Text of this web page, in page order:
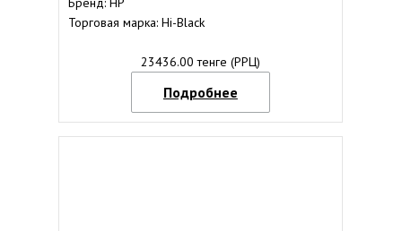
Торговая марка: Hi-Black
23436.00 тенге (РРЦ)
Подробнее